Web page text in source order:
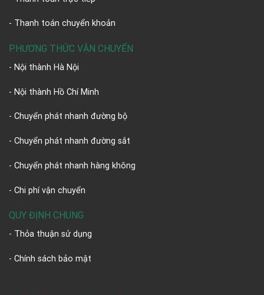
- Thanh toán chuyển khoản
PHƯƠNG THỨC VẬN CHUYỂN
- Nội thành Hà Nội
- Nội thành Hồ Chí Minh
- Chuyển phát nhanh đường bộ
- Chuyển phát nhanh đường sắt
- Chuyển phát nhanh hàng không
- Chi phí vận chuyển
QUY ĐỊNH CHUNG
- Thỏa thuận sử dụng
- Chính sách bảo mật